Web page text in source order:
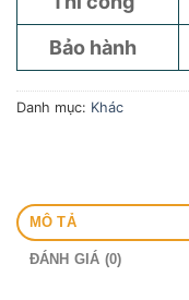
Bảo hành
Danh mục: Khác
MÔ TẢ
ĐÁNH GIÁ (0)